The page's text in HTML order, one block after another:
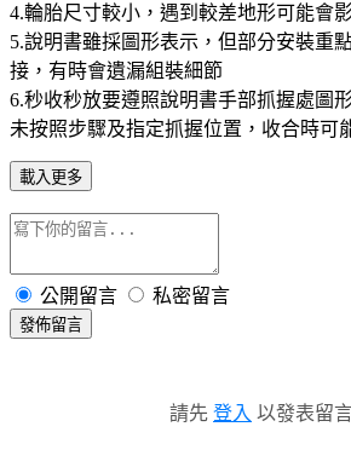
4.輪胎尺寸較小，遇到較差地形可能會
5.說明書雖採圖形表示，但部分安裝重
接，有時會遺漏組裝細節
6.秒收秒放要遵照說明書手部抓握處圖
未按照步驟及指定抓握位置，收合時可
載入更多
公開留言 私密留言
發佈留言
請先 登入 以發表留